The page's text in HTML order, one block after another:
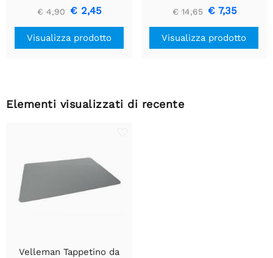
€ 4,90 € 2,45
Visualizza prodotto
60m - multipolare
€ 14,65 € 7,35
Visualizza prodotto
Elementi visualizzati di recente
Velleman Tappetino da